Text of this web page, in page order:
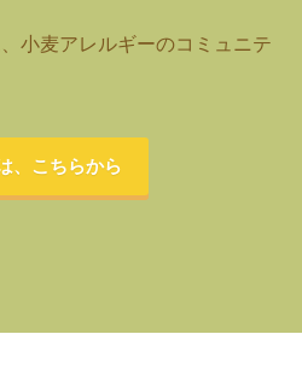
小麦アレルギーのコミュニテ
、こちらから